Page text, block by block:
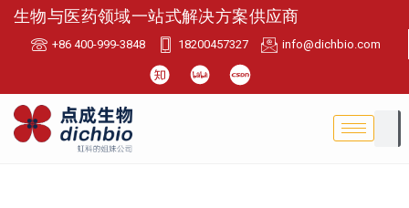
生物与医药领域一站式解决方案供应商
+86 400-999-3848 18200457327 info@dichbio.com